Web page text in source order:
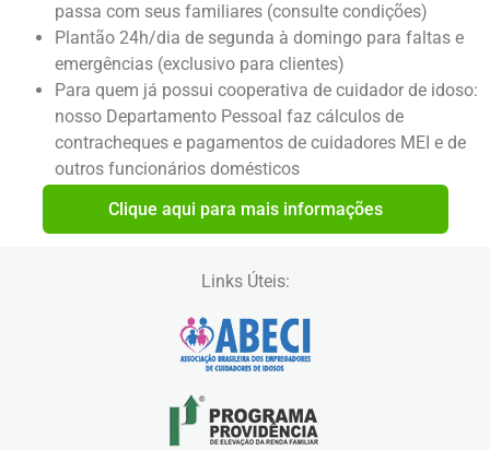
passa com seus familiares (consulte condições)
Plantão 24h/dia de segunda à domingo para faltas e
emergências (exclusivo para clientes)
Para quem já possui cooperativa de cuidador de idoso:
nosso Departamento Pessoal faz cálculos de
contracheques e pagamentos de cuidadores MEI e de
outros funcionários domésticos
Clique aqui para mais informações
Links Úteis: